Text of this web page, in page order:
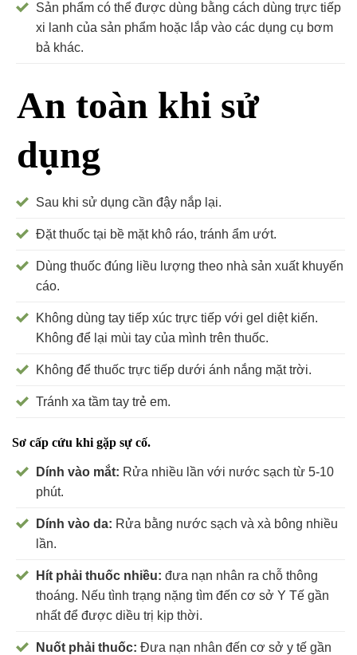
Sản phẩm có thể được dùng bằng cách dùng trực tiếp
xi lanh của sản phẩm hoặc lắp vào các dụng cụ bơm
bả khác.
An toàn khi sử
dụng
Sau khi sử dụng cần đậy nắp lại.
Đặt thuốc tại bề mặt khô ráo, tránh ẩm ướt.
Dùng thuốc đúng liều lượng theo nhà sản xuất khuyến
cáo.
Không dùng tay tiếp xúc trực tiếp với gel diệt kiến.
Không để lại mùi tay của mình trên thuốc.
Không để thuốc trực tiếp dưới ánh nắng mặt trời.
Tránh xa tầm tay trẻ em.
Sơ cấp cứu khi gặp sự cố.
Dính vào mắt: Rửa nhiều lần với nước sạch từ 5-10
phút.
Dính vào da: Rửa bằng nước sạch và xà bông nhiều
lần.
Hít phải thuốc nhiều: đưa nạn nhân ra chỗ thông
thoáng. Nếu tình trạng nặng tìm đến cơ sở Y Tế gần
nhất để được diều trị kịp thời.
Nuốt phải thuốc: Đưa nạn nhân đến cơ sở y tế gần